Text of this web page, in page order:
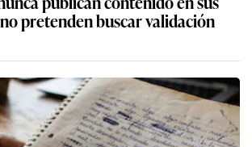
pretenden buscar validación